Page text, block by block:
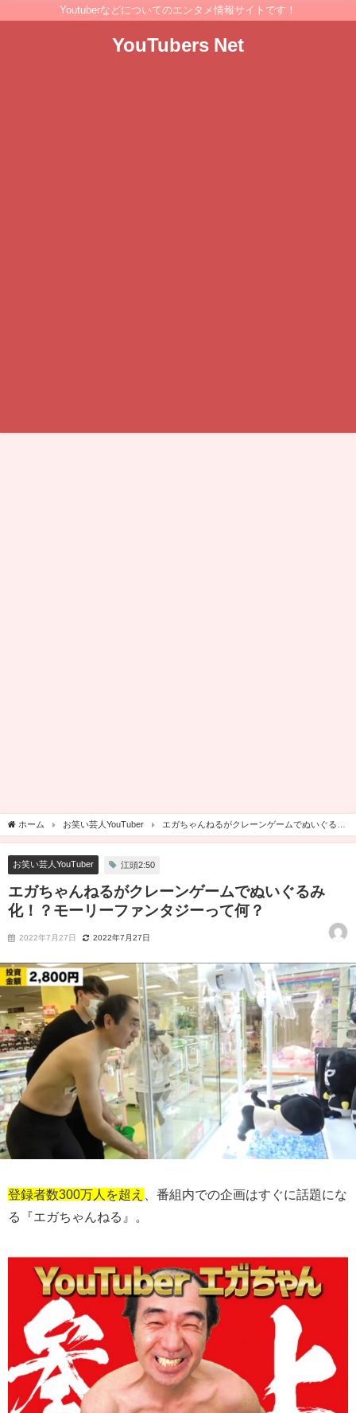
Youtuberなどについてのエンタメ情報サイトです！
YouTubers Net
ホーム お笑い芸人YouTuber
エガちゃんねるがクレーンゲームでぬいぐるみ
化！？モーリーファンタジーって何？
お笑い芸人YouTuber 江頭2:50
エガちゃんねるがクレーンゲームでぬいぐるみ
化！？モーリーファンタジーって何？
2022年7月27日 2022年7月27日
登録者数300万人を超え
、番組内での企画はすぐに話題にな
る『エガちゃんねる』。